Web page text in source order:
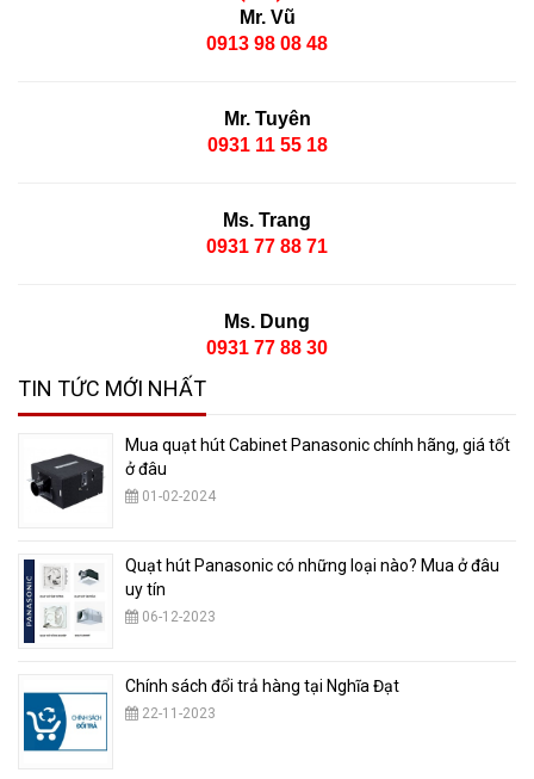
Mr. Vũ
0913 98 08 48
Mr. Tuyên
0931 11 55 18
Ms. Trang
0931 77 88 71
Ms. Dung
0931 77 88 30
TIN TỨC MỚI NHẤT
Mua quạt hút Cabinet Panasonic chính hãng, giá tốt
ở đâu
01-02-2024
Quạt hút Panasonic có những loại nào? Mua ở đâu
uy tín
06-12-2023
Chính sách đổi trả hàng tại Nghĩa Đạt
22-11-2023